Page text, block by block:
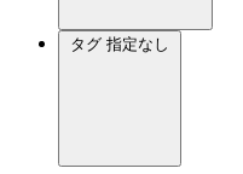
タグ 指定なし